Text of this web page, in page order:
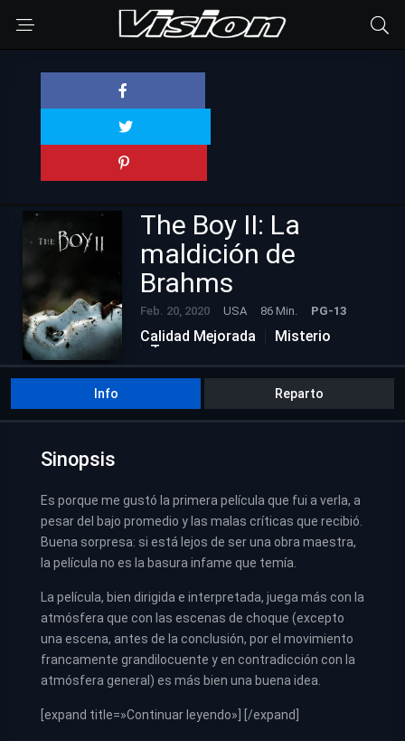
The Boy II: La
maldición de
Brahms
Feb. 20, 2020 USA 86 Min. PG-13
Calidad Mejorada
Misterio
Terror
Info Reparto
Sinopsis
Es porque me gustó la primera película que fui a verla, a
pesar del bajo promedio y las malas críticas que recibió.
Buena sorpresa: si está lejos de ser una obra maestra,
la película no es la basura infame que temía.
La película, bien dirigida e interpretada, juega más con la
atmósfera que con las escenas de choque (excepto
una escena, antes de la conclusión, por el movimiento
francamente grandilocuente y en contradicción con la
atmósfera general) es más bien una buena idea.
[expand title=»Continuar leyendo»] [/expand]